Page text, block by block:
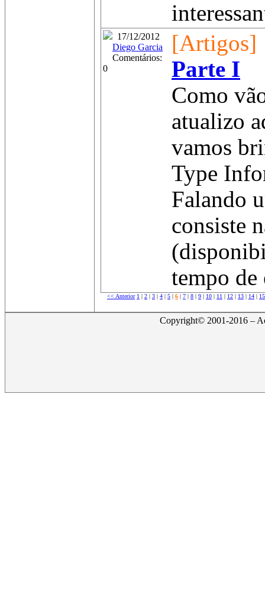
17/12/2012
Diego Garcia
Comentários:
0
[Artigos]
Parte I
Como
atualizo
vamos
Type
Falando
consiste
tempo de
<< Anterior 1 | 2 | 3 | 4 | 5 | 6 | 7 | 8 | 9 | 10 | 11 | 12 | 13 | 14 | 15
Copyright© 2001-2016 –